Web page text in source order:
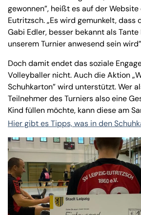
gewonnen”, heißt es auf der
Eutritzsch. „Es wird gemunkelt, dass
Gabi Edler, besser bekannt als Tante
unserem Turnier anwesend sein
Doch damit endet das soziale
Volleyballer nicht. Auch die Aktion
Schuhkarton” wird unterstützt. Wer
Teilnehmer des Turniers also eine
Kind füllen möchte, kann diese am
Hier gibt es Tipps, was in den